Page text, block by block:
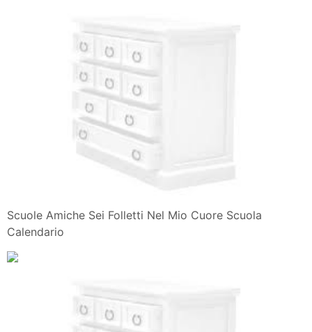
Scuole Amiche Sei Folletti Nel Mio Cuore Scuola
Calendario